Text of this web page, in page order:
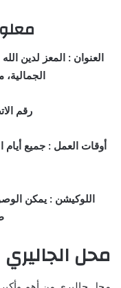
العنوان : المعز لدين
الجمالية،
رقم الاتصال
محل الجاليري